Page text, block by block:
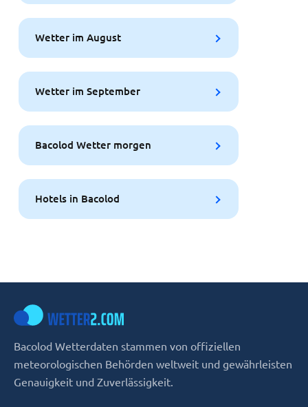
Wetter im August
Wetter im September
Bacolod Wetter morgen
Hotels in Bacolod
Bacolod Wetterdaten stammen von offiziellen
meteorologischen Behörden weltweit und gewährleisten
Genauigkeit und Zuverlässigkeit.